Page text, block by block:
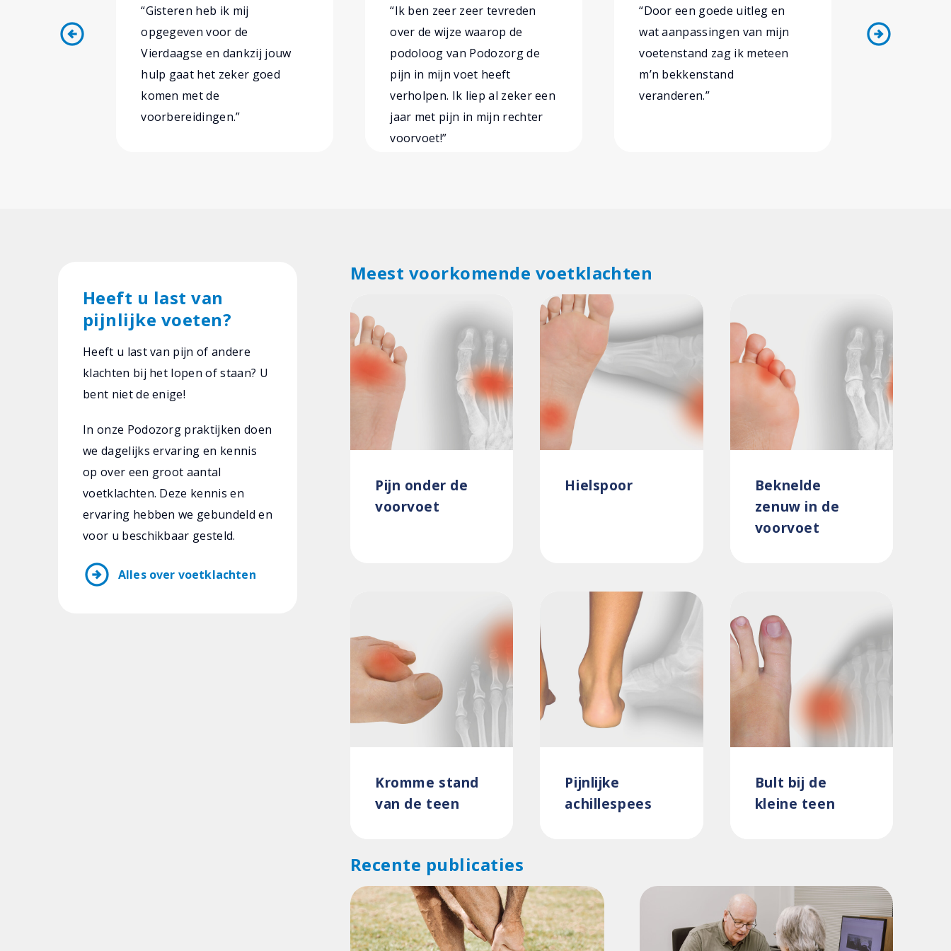
arrow_circle_left
“Gisteren heb ik mij
opgegeven voor de
Vierdaagse en dankzij jouw
hulp gaat het zeker goed
komen met de
voorbereidingen.”
“Ik ben zeer zeer tevreden
over de wijze waarop de
podoloog van Podozorg de
pijn in mijn voet heeft
verholpen. Ik liep al zeker een
jaar met pijn in mijn rechter
voorvoet!”
“Door een goede uitleg en
wat aanpassingen van mijn
voetenstand zag ik meteen
m’n bekkenstand
veranderen.”
wordt
arrow_circle_right
Heeft u last van
pijnlijke voeten?
Heeft u last van pijn of andere
klachten bij het lopen of staan? U
bent niet de enige!
In onze Podozorg praktijken doen
we dagelijks ervaring en kennis
op over een groot aantal
voetklachten. Deze kennis en
ervaring hebben we gebundeld en
voor u beschikbaar gesteld.
arrow_circle_right Alles over voetklachten
Meest voorkomende voetklachten
Pijn onder de
voorvoet
Hielspoor
Beknelde
zenuw in de
voorvoet
Kromme stand
van de teen
Pijnlijke
achillespees
Bult bij de
kleine teen
Recente publicaties